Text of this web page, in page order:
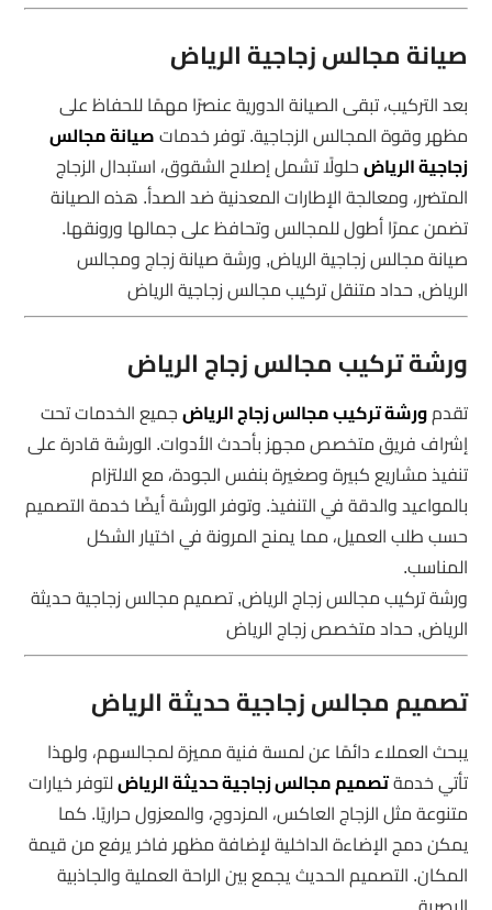
صيانة مجالس زجاجية الرياض
بعد التركيب، تبقى الصيانة الدورية عنصرًا مهمًا للحفاظ على
مظهر وقوة المجالس الزجاجية. توفر خدماتصيانة مجالس
زجاجية الرياضحلولًا تشمل إصلاح الشقوق، استبدال الزجاج
المتضرر، ومعالجة الإطارات المعدنية ضد الصدأ. هذه الصيانة
تضمن عمرًا أطول للمجالس وتحافظ على جمالها ورونقها.
صيانة مجالس زجاجية الرياض, ورشة صيانة زجاج ومجالس
الرياض, حداد متنقل تركيب مجالس زجاجية الرياض
ورشة تركيب مجالس زجاج الرياض
تقدمورشة تركيب مجالس زجاج الرياضجميع الخدمات تحت
إشراف فريق متخصص مجهز بأحدث الأدوات. الورشة قادرة على
تنفيذ مشاريع كبيرة وصغيرة بنفس الجودة، مع الالتزام
بالمواعيد والدقة في التنفيذ. وتوفر الورشة أيضًا خدمة التصميم
حسب طلب العميل، مما يمنح المرونة في اختيار الشكل
المناسب.
ورشة تركيب مجالس زجاج الرياض, تصميم مجالس زجاجية حديثة
الرياض, حداد متخصص زجاج الرياض
تصميم مجالس زجاجية حديثة الرياض
يبحث العملاء دائمًا عن لمسة فنية مميزة لمجالسهم، ولهذا
تأتي خدمةتصميم مجالس زجاجية حديثة الرياضلتوفر خيارات
متنوعة مثل الزجاج العاكس، المزدوج، والمعزول حراريًا. كما
يمكن دمج الإضاءة الداخلية لإضافة مظهر فاخر يرفع من قيمة
المكان. التصميم الحديث يجمع بين الراحة العملية والجاذبية